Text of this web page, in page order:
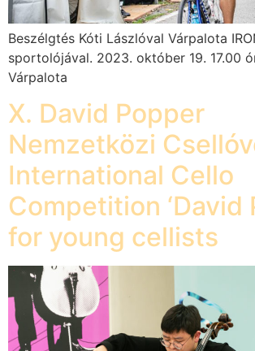
Beszélgtés Kóti Lászlóval Várpalota
sportolójával. 2023. október 19. 17.00
Várpalota
X. David Popper
Nemzetközi
International Cello
Competition ‘David
for young cellists